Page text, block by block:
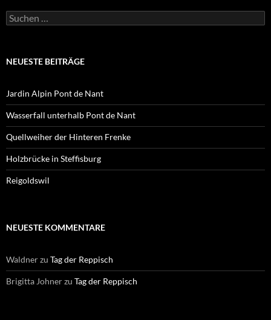
Suchen
nach:
NEUESTE BEITRÄGE
Jardin Alpin Pont de Nant
Wasserfall unterhalb Pont de Nant
Quellweiher der Hinteren Frenke
Holzbrücke in Steffisburg
Reigoldswil
NEUESTE KOMMENTARE
Waldnerzu Tag der Reppisch
Brigitta Johnerzu Tag der Reppisch